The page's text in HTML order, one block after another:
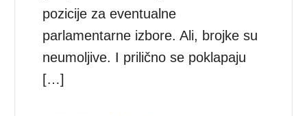
pozicije za eventualne
parlamentarne izbore. Ali, brojke su
neumoljive. I prilično se poklapaju
[…]